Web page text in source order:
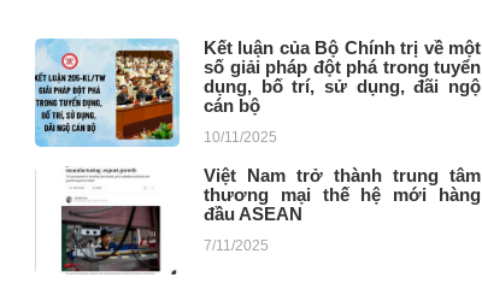
Kết luận của Bộ Chính trị về một
số giải pháp đột phá trong tuyển
dụng, bố trí, sử dụng, đãi ngộ
cán bộ
10/11/2025
Việt Nam trở thành trung tâm
thương mại thế hệ mới hàng
đầu ASEAN
7/11/2025